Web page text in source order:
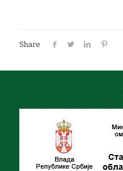
Share